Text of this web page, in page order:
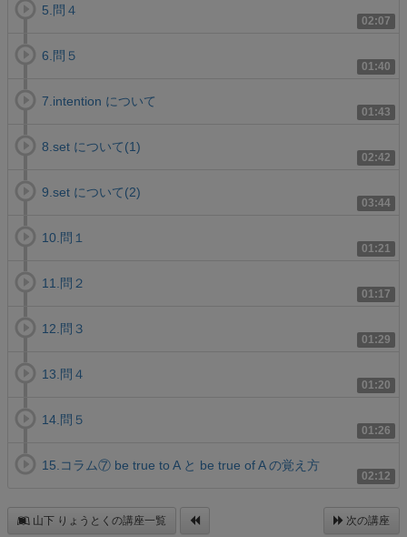
02:07
5.問４
01:40
6.問５
01:43
7.intention について
02:42
8.set について(1)
03:44
9.set について(2)
01:21
10.問１
01:17
11.問２
01:29
12.問３
01:20
13.問４
01:26
14.問５
02:12
15.コラム⑦ be true to A と be true of A の覚え方
山下 りょうとくの講座一覧 次の講座